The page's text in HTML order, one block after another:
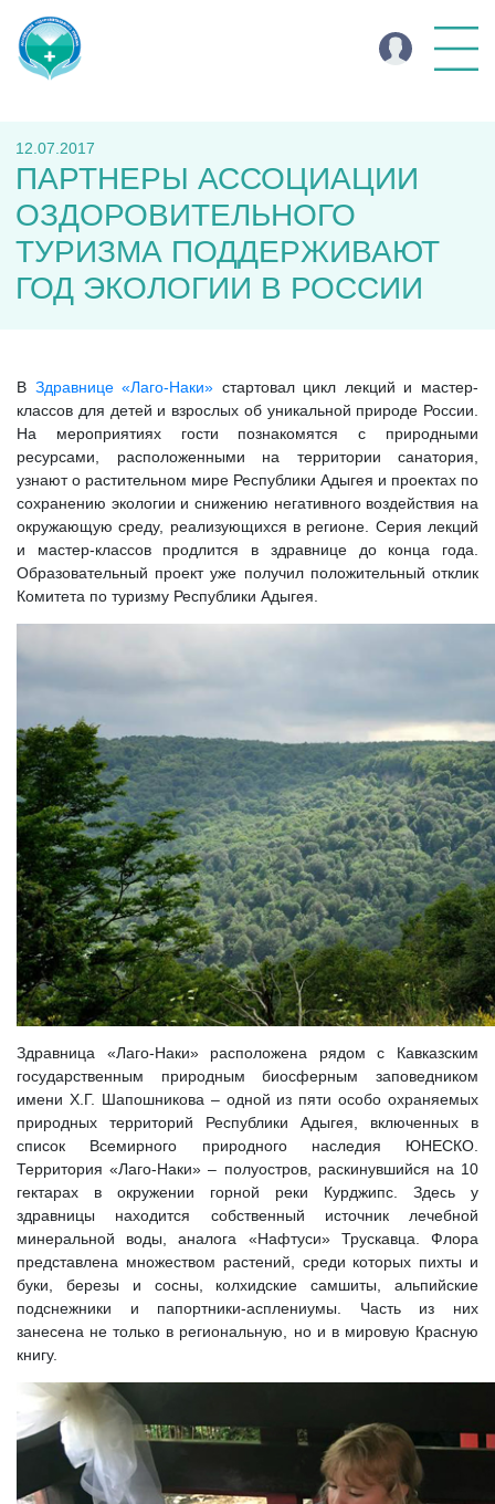
12.07.2017
ПАРТНЕРЫ АССОЦИАЦИИ
ОЗДОРОВИТЕЛЬНОГО
ТУРИЗМА ПОДДЕРЖИВАЮТ
ГОД ЭКОЛОГИИ В РОССИИ
В Здравнице «Лаго-Наки» стартовал цикл лекций и мастер-
классов для детей и взрослых об уникальной природе России.
На мероприятиях гости познакомятся с природными
ресурсами, расположенными на территории санатория,
узнают о растительном мире Республики Адыгея и проектах по
сохранению экологии и снижению негативного воздействия на
окружающую среду, реализующихся в регионе. Серия лекций
и мастер-классов продлится в здравнице до конца года.
Образовательный проект уже получил положительный отклик
Комитета по туризму Республики Адыгея.
Здравница «Лаго-Наки» расположена рядом с Кавказским
государственным природным биосферным заповедником
имени Х.Г. Шапошникова – одной из пяти особо охраняемых
природных территорий Республики Адыгея, включенных в
список Всемирного природного наследия ЮНЕСКО.
Территория «Лаго-Наки» – полуостров, раскинувшийся на 10
гектарах в окружении горной реки Курджипс. Здесь у
здравницы находится собственный источник лечебной
минеральной воды, аналога «Нафтуси» Трускавца. Флора
представлена множеством растений, среди которых пихты и
буки, березы и сосны, колхидские самшиты, альпийские
подснежники и папортники-асплениумы. Часть из них
занесена не только в региональную, но и в мировую Красную
книгу.